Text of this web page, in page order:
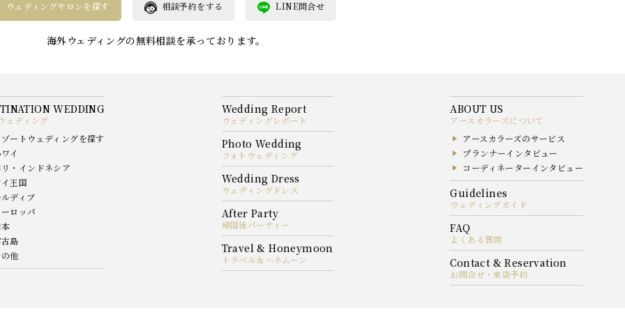
ウェディングサロンを探す 相談予約をする LINE問合せ
海外ウェディングの無料相談を承っております。
ェディング
ートウェディングを探す
イ
・インドネシア
王国
ディブ
ロッパ
島
他
ウェディングレポート
フォトウェディング
ウェディングドレス
帰国後パーティー
トラベル＆ハネムーン
アースカラーズについて
アースカラーズのサービス
プランナーインタビュー
コーディネーターインタビュー
ウェディングガイド
よくある質問
お問合せ・来店予約